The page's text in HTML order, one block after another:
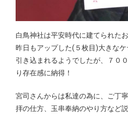
白鳥神社は平安時代に建てられたお
昨日もアップした(５枚目)大きなケ
引き込まれるようでしたが、７０
り存在感に納得！
宮司さんからは私達の為に、ご丁
拝の仕方、玉串奉納のやり方など